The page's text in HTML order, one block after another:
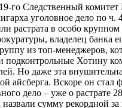
го Следственный комитет
уголовное дело по
растрата в особо
владелец банка
из топ-менеджеров,
подконтрольные Хотину
Но даже эта
айсберга. Вскоре он стал
дело – уже о растрате
сумму рекордной